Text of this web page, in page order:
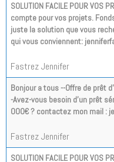
SOLUTION FACILE POUR
compte pour vos projets.
juste la solution que vous
qui vous conviennent:
Fastrez Jennifer
Bonjour a tous --Offre de prêt
-Avez-vous besoin d'un prêt
000€ ? contactez mon mail :
Fastrez Jennifer
SOLUTION FACILE POUR